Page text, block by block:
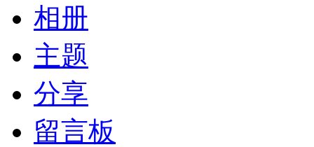
相册
主题
分享
留言板